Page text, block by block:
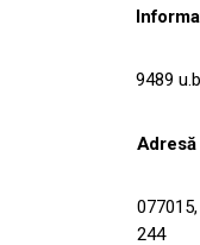
9489 u.b.
Adresă
244